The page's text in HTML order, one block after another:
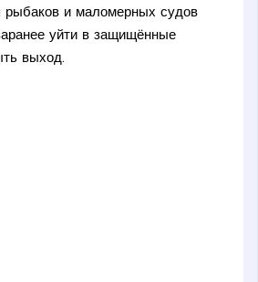
рыбаков и маломерных судов
уйти в защищённые
выход.